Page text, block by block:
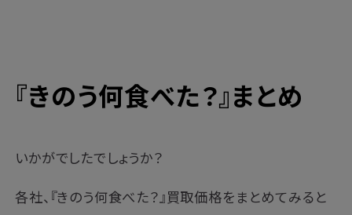
『きのう何食べた？』まとめ
いかがでしたでしょうか？
各社、『きのう何食べた？』買取価格をまとめてみると